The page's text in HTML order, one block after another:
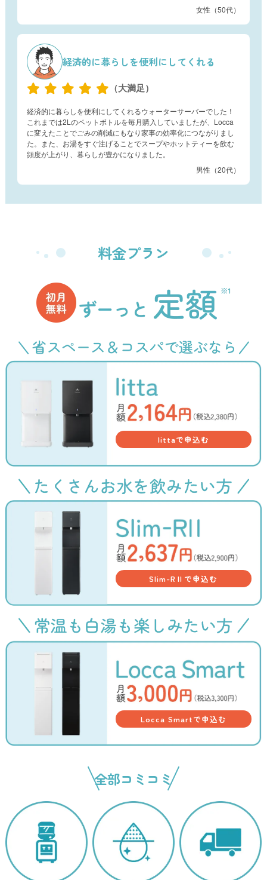
女性（50代）
経済的に暮らしを便利にしてくれる
（大満足）
経済的に暮らしを便利にしてくれるウォーターサーバーでした！
これまでは2Lのペットボトルを毎月購入していましたが、Locca
に変えたことでごみの削減にもなり家事の効率化につながりまし
た。また、お湯をすぐ注げることでスープやホットティーを飲む
頻度が上がり、暮らしが豊かになりました。
男性（20代）
料金プラン
littaで申込む
Slim-RⅡで申込む
Locca Smartで申込む
全部コミコミ